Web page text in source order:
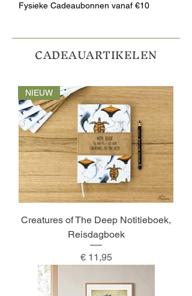
Fysieke Cadeaubonnen vanaf €10
CADEAUARTIKELEN
NIEUW
Creatures of The Deep Notitieboek,
Reisdagboek
Prijs
€ 11,95